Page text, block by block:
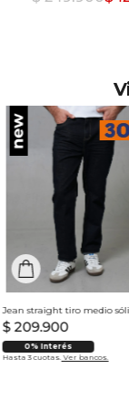
$ 209.900
0% Interés
Hasta 3 cuotas. Ver bancos.